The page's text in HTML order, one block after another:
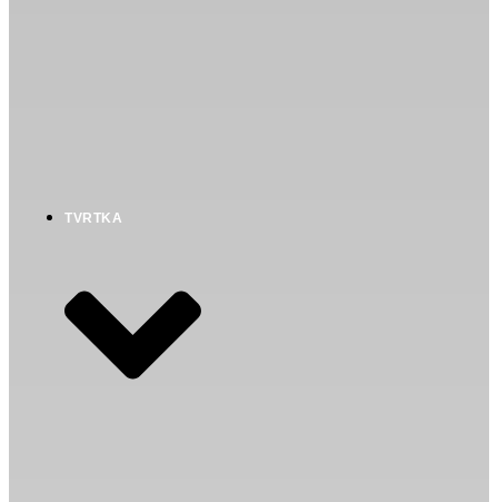
TVRTKA